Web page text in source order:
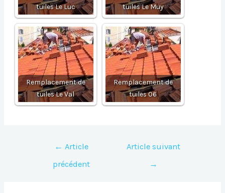
tuiles Le Luc
tuiles Le Muy
Remplacement de
tuiles Le Val
Remplacement de
tuiles 06
Navigation
l’article
← Article
précédent
Article suivant
→